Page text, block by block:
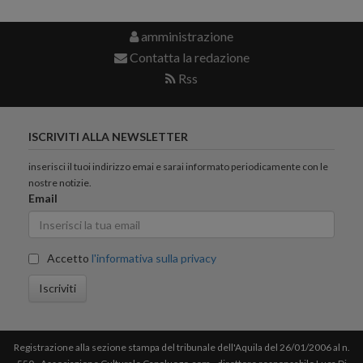
amministrazione
Contatta la redazione
Rss
ISCRIVITI ALLA NEWSLETTER
inserisci il tuoi indirizzo emai e sarai informato periodicamente con le
nostre notizie.
Email
Accetto l'informativa sulla privacy
Iscriviti
Registrazione alla sezione stampa del tribunale dell'Aquila del 26/01/2006 al n.